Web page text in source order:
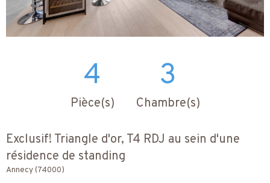
4
Pièce(s)
3
Chambre(s)
Exclusif! Triangle d'or, T4 RDJ au sein d'une
résidence de standing
Annecy (74000)